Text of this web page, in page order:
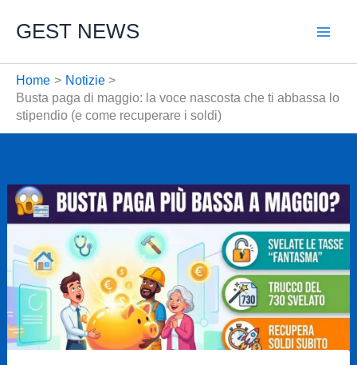
GEST NEWS
Home
Notizie
Busta paga di maggio: la voce nascosta che ti abbassa lo
stipendio (e come recuperare i soldi)